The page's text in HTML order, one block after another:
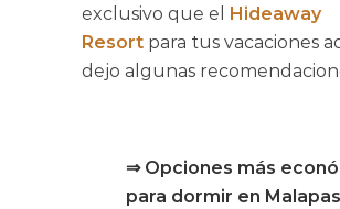
exclusivo que el Hideaway
Resort para tus vacaciones
dejo algunas
⇒ Opciones más
para dormir en